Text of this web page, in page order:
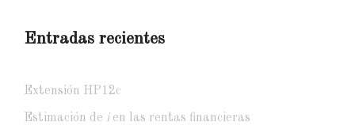
Entradas recientes
Extensión HP12c
Estimación de ien las rentas financieras